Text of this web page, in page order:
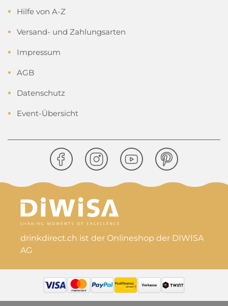
Hilfe von A-Z
Versand- und Zahlungsarten
Impressum
AGB
Datenschutz
Event-Übersicht
drinkdirect.ch ist der Onlineshop der DIWISA
AG